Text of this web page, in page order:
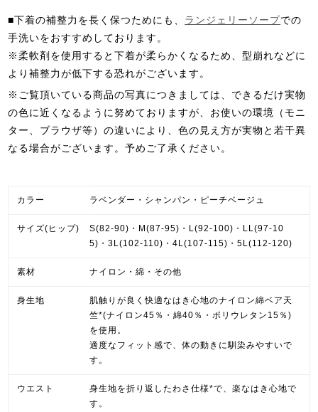
■下着の補整力を長く保つためにも、 ランジェリーソープでの
手洗いをおすすめしております。
※柔軟剤を使用すると下着が柔らかくなるため、型崩れなどに
より補整力が低下する恐れがございます。
※ご覧頂いている商品の写真につきましては、できるだけ実物
の色に近くなるように努めておりますが、お使いの環境（モニ
ター、ブラウザ等）の違いにより、色の見え方が実物と若干異
なる場合がございます。予めご了承ください。
カラー ラベンダー・シャンパン・ピーチベージュ
サイズ(ヒップ)
S(82-90)・M(87-95)・L(92-100)・LL(97-10
5)・3L(102-110)・4L(107-115)・5L(112-120)
素材 ナイロン・綿・その他
身生地
肌触りが良く快適なはき心地のナイロン綿ベア天
竺*(ナイロン45％・綿40％・ポリウレタン15％)
を使用。
適度なフィット感で、体の動きに馴染みやすいで
す。
ウエスト
身生地を折り返したわさ仕様*で、楽なはき心地で
す。